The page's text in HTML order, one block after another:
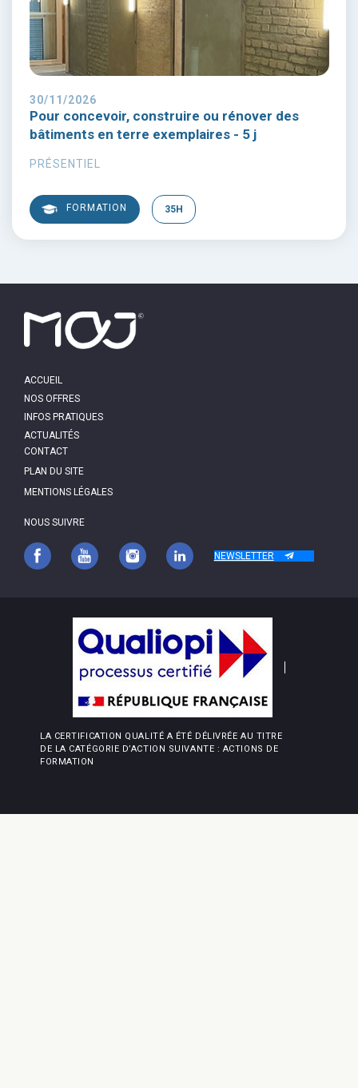
30/11/2026
Pour concevoir, construire ou rénover des
bâtiments en terre exemplaires - 5 j
PRÉSENTIEL
FORMATION 35H
MAIN
ACCUEIL
NOS OFFRES
INFOS PRATIQUES
ACTUALITÉS
PIED
DE
PAGE
CONTACT
PLAN DU SITE
MENTIONS LÉGALES
NOUS SUIVRE
NEWSLETTER
LA CERTIFICATION QUALITÉ A ÉTÉ DÉLIVRÉE AU TITRE
DE LA CATÉGORIE D’ACTION SUIVANTE : ACTIONS DE
FORMATION